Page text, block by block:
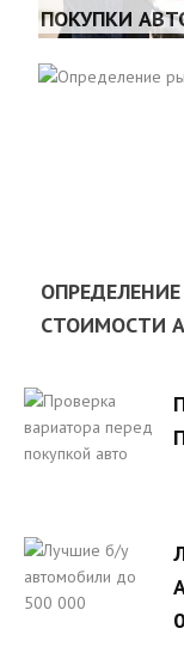
ПОКУПКИ
СТОИМОСТИ